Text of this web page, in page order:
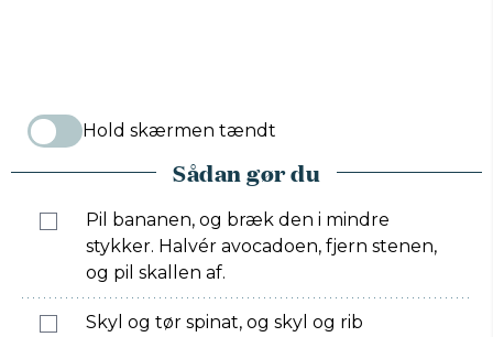
Hold skærmen tændt
Sådan gør du
Pil bananen, og bræk den i mindre
stykker. Halvér avocadoen, fjern stenen,
og pil skallen af.
Skyl og tør spinat, og skyl og rib